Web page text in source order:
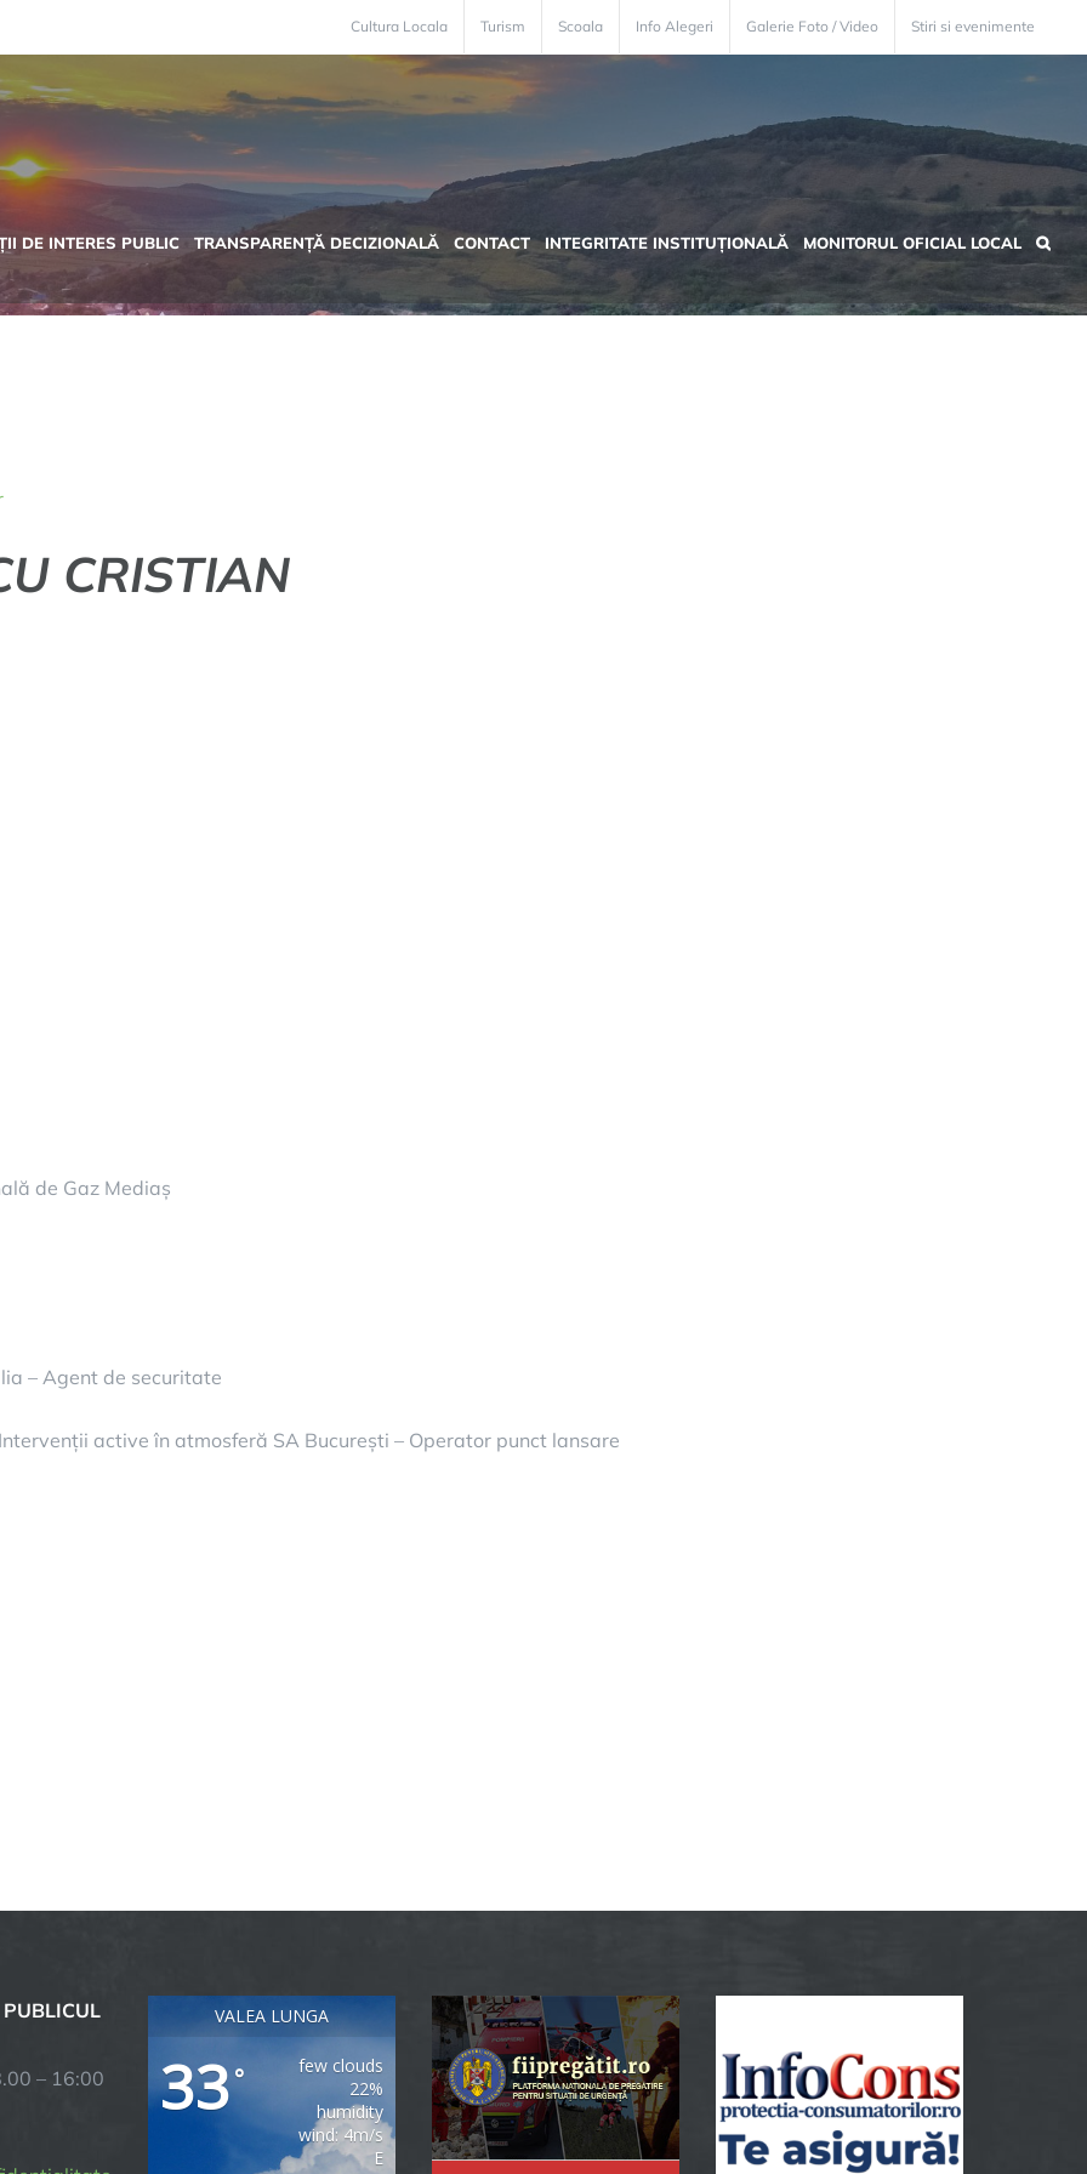
Cultura Locala Turism Scoala Info Alegeri Galerie Foto / Video Stiri si evenimente
DE INTERES PUBLIC TRANSPARENȚĂ DECIZIONALĂ CONTACT INTEGRITATE INSTITUȚIONALĂ MONITORUL OFICIAL LOCAL
CRISTIAN
de Gaz Mediaș
– Agent de securitate
active în atmosferă SA București – Operator punct lansare
– 16:00
VALEA LUNGA
33°
few clouds
22%
humidity
wind: 4m/s
E